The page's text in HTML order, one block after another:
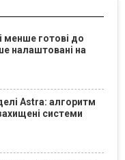
менше готові до
налаштовані на
Astra: алгоритм
системи